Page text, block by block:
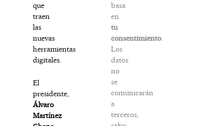
que
traen
las
nuevas
herramientas
digitales.
El
presidente,
Álvaro
Martínez
basa
en
tu
consentimiento
Los
datos
no
se
comunicarán
a
terceros,